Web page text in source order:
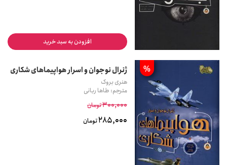
افزودن به سبد خرید
% ژنرال نوجوان و اسرار هواپیماهای شکاری
هنری بروک
مترجم: طاها ربانی
300,000تومان
285,000تومان